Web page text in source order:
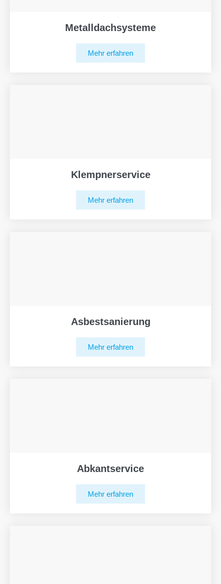
Metalldachsysteme
Mehr erfahren
Klempnerservice
Mehr erfahren
Asbestsanierung
Mehr erfahren
Abkantservice
Mehr erfahren